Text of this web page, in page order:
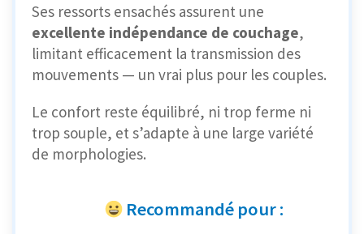
Ses ressorts ensachés assurent une
excellente indépendance de couchage,
limitant efficacement la transmission des
mouvements — un vrai plus pour les couples.
Le confort reste équilibré, ni trop ferme ni
trop souple, et s’adapte à une large variété
de morphologies.
Recommandé pour :